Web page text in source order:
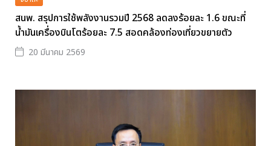
สนพ. สรุปการใช้พลังงานรวมปี 2568 ลดลงร้อยละ 1.6 ขณะที่
น้ำมันเครื่องบินโตร้อยละ 7.5 สอดคล้องท่องเที่ยวขยายตัว
20 มีนาคม 2569